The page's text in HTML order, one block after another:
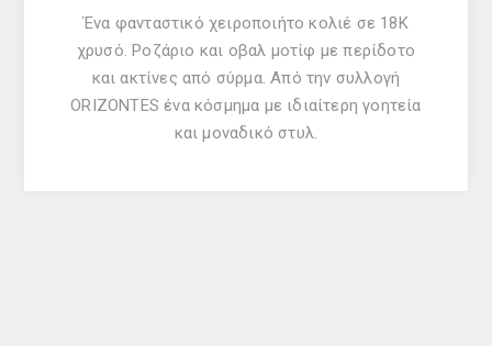
Ένα φανταστικό χειροποιήτο κολιέ σε 18Κ
χρυσό. Pοζάριο και οβαλ μοτίφ με περίδοτο
και ακτίνες από σύρμα. Από την συλλογή
ORIZONTES ένα κόσμημα με ιδιαίτερη γοητεία
και μοναδικό στυλ.